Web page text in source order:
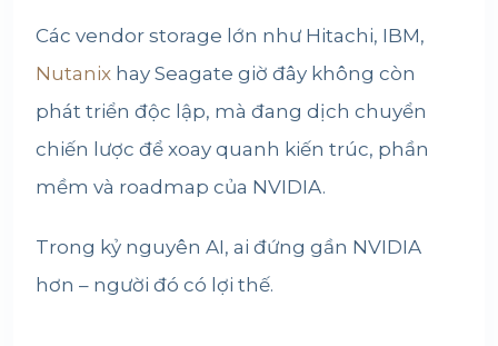
Các vendor storage lớn như Hitachi, IBM,
Nutanix hay Seagate giờ đây không còn
phát triển độc lập, mà đang dịch chuyển
chiến lược để xoay quanh kiến trúc, phần
mềm và roadmap của NVIDIA.
Trong kỷ nguyên AI, ai đứng gần NVIDIA
hơn – người đó có lợi thế.